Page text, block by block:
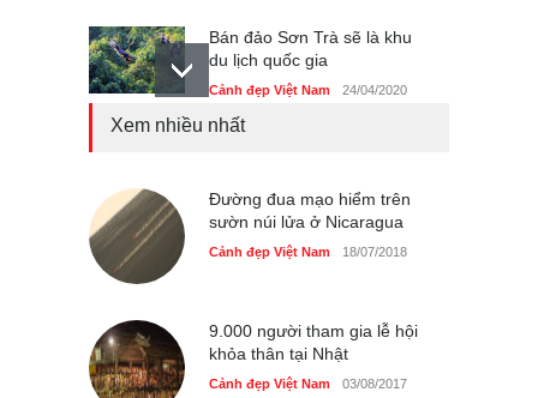
Bán đảo Sơn Trà sẽ là khu
du lịch quốc gia
Cảnh đẹp Việt Nam 24/04/2020
Cảnh đẹp Việt Nam 25/04/2020
Nhiều hoạt động tôn vinh
Xem nhiều nhất
Đường đua mạo hiểm trên
sườn núi lửa ở Nicaragua
Cảnh đẹp Việt Nam 18/07/2018
9.000 người tham gia lễ hội
khỏa thân tại Nhật
Cảnh đẹp Việt Nam 03/08/2017